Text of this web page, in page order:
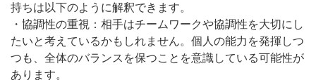
持ちは以下のように解釈できます。
・協調性の重視：相手はチームワークや協調性を大切にし
たいと考えているかもしれません。個人の能力を発揮しつ
つも、全体のバランスを保つことを意識している可能性が
あります。